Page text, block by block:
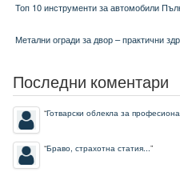
Топ 10 инструменти за автомобили
Метални огради за двор – практични
Последни коментари
“Готварски облекла за
“Браво, страхотна статия...”